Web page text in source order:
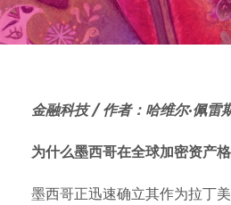
金融科技 / 作者：哈维尔·佩雷
为什么墨西哥在全球加密资产
墨西哥正迅速确立其作为拉丁